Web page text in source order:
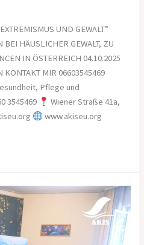
UND GEWALT”
HÄUSLICHER GEWALT, ZU
IN ÖSTERREICH 04.10.2025
KONTAKT MIR 06603545469
Pflege und
3545469
Wiener Straße 41a,
www.akiseu.org